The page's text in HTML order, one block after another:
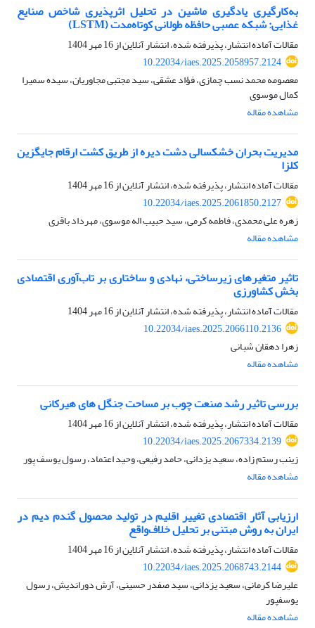
به‌کارگیری یادگیری ماشین در تحلیل اثرپذیری شاخص صنایع
غذایی: شبکه عصبی حافظه طولانی کوتاه‌مدت (LSTM)
مقالات آماده انتشار، پذیرفته شده، انتشار آنلاین از16 مهر 1404
10.22034/iaes.2025.2058957.2124
معصومه محمد نسب چمازی، فؤاد عشقی، سید مجتبی مجاوریان، سیده سمیرا
کمال موسوی
مشاهده مقاله
مدیریت بحران خشکسالی دشت دیره از طریق کشت ارقام جایگزین
کلزا
مقالات آماده انتشار، پذیرفته شده، انتشار آنلاین از16 مهر 1404
10.22034/iaes.2025.2061850.2127
زهره علی محمدی، فاطمه کرمی، سید حبیب اله موسوی، مهرداد باقری
مشاهده مقاله
تاثیر متغیرهای زیرساختی، نهادی و ساختاری بر تاب‌آوری اقتصادی
بخش کشاورزی
مقالات آماده انتشار، پذیرفته شده، انتشار آنلاین از16 مهر 1404
10.22034/iaes.2025.2066110.2136
زهرا دهقان شبانی
مشاهده مقاله
بررسی تاثیر رشد صنعت چوب بر مساحت جنگل های هیرکانی
مقالات آماده انتشار، پذیرفته شده، انتشار آنلاین از16 مهر 1404
10.22034/iaes.2025.2067334.2139
زینب رستم زاده، سعید یزدانی، حامد رفیعی، وحید اعتماد، رسول یوسف پور
مشاهده مقاله
ارزیابی آثار اقتصادی تغییر اقلیم در تولید محصول گندم دیم در
ایران به روش مبتنی بر تحلیل خلاف‌واقع
مقالات آماده انتشار، پذیرفته شده، انتشار آنلاین از16 مهر 1404
10.22034/iaes.2025.2068743.2144
علیرضا کرمانی، سعید یزدانی، سید صفدر حسینی، آرش دوراندیش، رسول
یوسفپور
مشاهده مقاله